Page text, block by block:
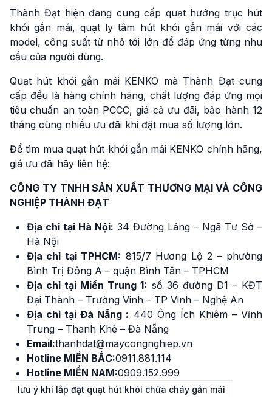
Thành Đạt hiện đang cung cấp quạt hướng trục hút
khói gắn mái, quạt ly tâm hút khói gắn mái với các
model, công suất từ nhỏ tới lớn để đáp ứng từng nhu
cầu của người dùng.
Quạt hút khói gắn mái KENKO mà Thành Đạt cung
cấp đều là hàng chính hãng, chất lượng đáp ứng mọi
tiêu chuẩn an toàn PCCC, giá cả ưu đãi, bảo hành 12
tháng cùng nhiều ưu đãi khi đặt mua số lượng lớn.
Để tìm mua quạt hút khói gắn mái KENKO chính hãng,
giá ưu đãi hãy liên hệ:
CÔNG TY TNHH SẢN XUẤT THƯƠNG MẠI VÀ CÔNG
NGHIỆP THÀNH ĐẠT
Địa chỉ tại Hà Nội: 34 Đường Láng – Ngã Tư Sở –
Hà Nội
Địa chỉ tại TPHCM: 815/7 Hương Lộ 2 – phường
Bình Trị Đông A – quận Bình Tân – TPHCM
Địa chỉ tại Miền Trung 1: số 36 đường D1 – KĐT
Đại Thành – Trường Vinh – TP Vinh – Nghệ An
Địa chỉ tại Đà Nẵng : 440 Ông Ích Khiêm – Vĩnh
Trung – Thanh Khê – Đà Nẵng
Email:thanhdat@maycongnghiep.vn
Hotline MIỀN BẮC:0911.881.114
Hotline MIỀN NAM:0909.152.999
lưu ý khi lắp đặt quạt hút khói chữa cháy gắn mái